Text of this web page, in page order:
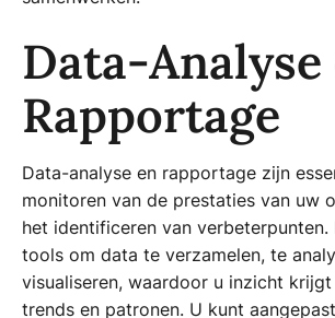
Data-Analyse
Rapportage
Data-analyse en rapportage zijn
monitoren van de prestaties van uw
het identificeren van
tools om data te verzamelen, te
visualiseren, waardoor u inzicht
trends en patronen. U kunt